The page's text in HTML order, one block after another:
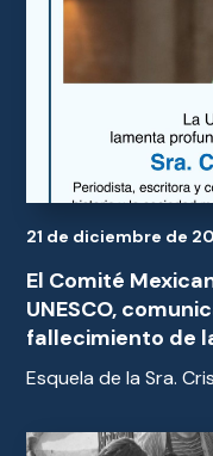
21 de diciembre de
El Comité
UNESCO,
fallecimiento de
Esquela de la Sra.